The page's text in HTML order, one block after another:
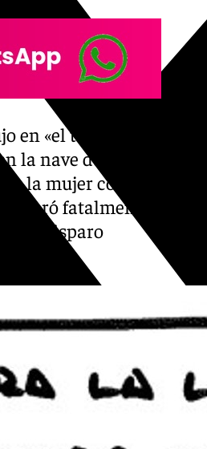
en «el transcurso
la nave donde se
la mujer cogió
fatalmente,
disparo